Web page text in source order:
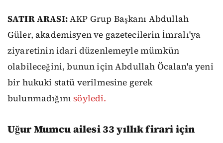
SATIR ARASI:AKP Grup Başkanı Abdullah
Güler, akademisyen ve gazetecilerin İmralı'ya
ziyaretinin idari düzenlemeyle mümkün
olabileceğini, bunun için Abdullah Öcalan'a yeni
bir hukuki statü verilmesine gerek
bulunmadığınısöyledi.
Uğur Mumcu ailesi 33 yıllık firari için